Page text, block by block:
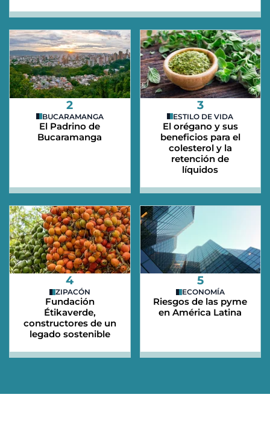
2
BUCARAMANGA
El Padrino de
Bucaramanga
3
ESTILO DE VIDA
El orégano y sus
beneficios para el
colesterol y la
retención de
líquidos
4
ZIPACÓN
Fundación
Étikaverde,
constructores de un
legado sostenible
5
ECONOMÍA
Riesgos de las pyme
en América Latina